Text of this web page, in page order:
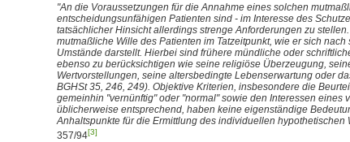
"An die Voraussetzungen für die Annahme eines solchen
entscheidungsunfähigen Patienten sind - im Interesse des
tatsächlicher Hinsicht allerdings strenge Anforderungen zu
mutmaßliche Wille des Patienten im Tatzeitpunkt, wie er sich
Umstände darstellt. Hierbei sind frühere mündliche oder
ebenso zu berücksichtigen wie seine religiöse Überzeugung,
Wertvorstellungen, seine altersbedingte Lebenserwartung oder
BGHSt 35, 246, 249). Objektive Kriterien, insbesondere die
gemeinhin "vernünftig" oder "normal" sowie den Interessen eines
üblicherweise entsprechend, haben keine eigenständige
Anhaltspunkte für die Ermittlung des individuellen hypothetischen
357/94[3]